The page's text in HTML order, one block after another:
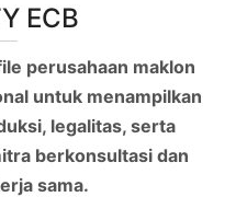
ECB
perusahaan maklon
untuk menampilkan
legalitas, serta
berkonsultasi dan
sama.